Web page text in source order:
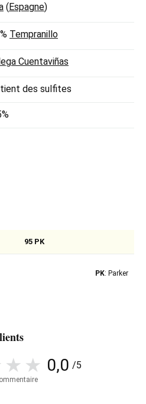
(Espagne)
Tempranillo
Cuentaviñas
des sulfites
95 PK
PK: Parker
0,0 /5